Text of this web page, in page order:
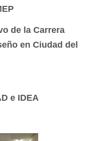
de la Carrera
en Ciudad del
e IDEA